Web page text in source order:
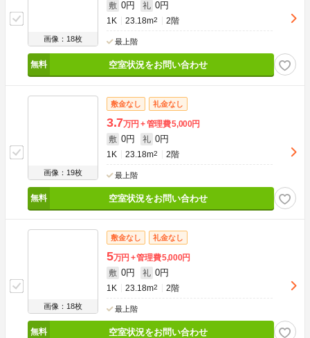
画像：18枚
敷 0円 礼 0円
1K 23.18m2 2階
最上階
空室状況をお問い合わせ
画像：19枚
敷金なし 礼金なし
3.7万円 管理費5,000円
敷 0円 礼 0円
1K 23.18m2 2階
最上階
空室状況をお問い合わせ
画像：18枚
敷金なし 礼金なし
5万円 管理費5,000円
敷 0円 礼 0円
1K 23.18m2 2階
最上階
空室状況をお問い合わせ